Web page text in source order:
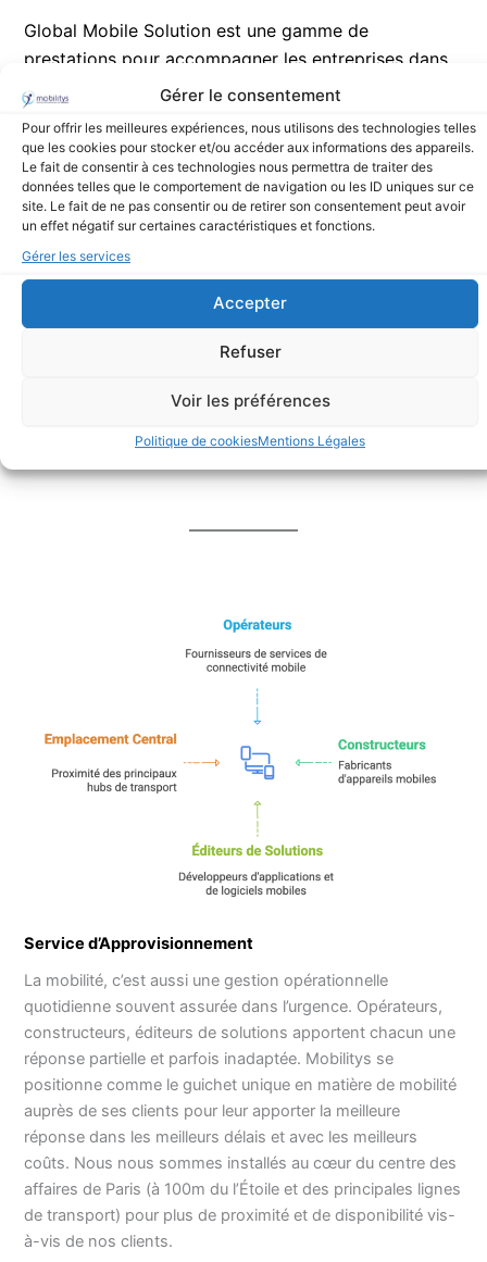
Gérer le consentement
Pour offrir les meilleures expériences, nous utilisons des technologies telles
que les cookies pour stocker et/ou accéder aux informations des appareils.
Le fait de consentir à ces technologies nous permettra de traiter des
données telles que le comportement de navigation ou les ID uniques sur ce
site. Le fait de ne pas consentir ou de retirer son consentement peut avoir
un effet négatif sur certaines caractéristiques et fonctions.
Gérer les services
Accepter
Refuser
Voir les préférences
Politique de cookiesMentions Légales
Global Mobile Solution est une gamme de
prestations pour accompagner les entreprises dans
la mise en œuvre et le support des solutions
d’informatique nomade : Audit d’architecture, analyse
de retour sur investissement, financement, formation,
Help-Line utilisateurs ou deuxième niveau 24 H/24 et
7/7, S.A.V….
Service d’Approvisionnement
La mobilité, c’est aussi une gestion opérationnelle
quotidienne souvent assurée dans l’urgence. Opérateurs,
constructeurs, éditeurs de solutions apportent chacun une
réponse partielle et parfois inadaptée. Mobilitys se
positionne comme le guichet unique en matière de mobilité
auprès de ses clients pour leur apporter la meilleure
réponse dans les meilleurs délais et avec les meilleurs
coûts. Nous nous sommes installés au cœur du centre des
affaires de Paris (à 100m du l’Étoile et des principales lignes
de transport) pour plus de proximité et de disponibilité vis-
à-vis de nos clients.